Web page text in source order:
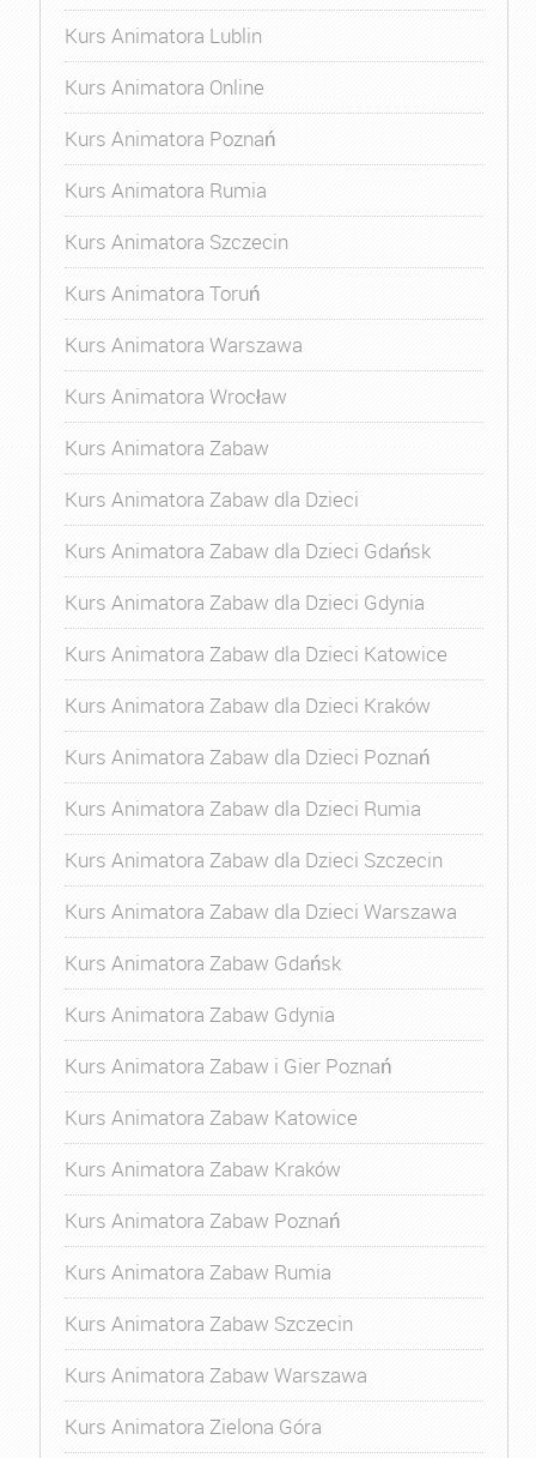
Kurs Animatora Lublin
Kurs Animatora Online
Kurs Animatora Poznań
Kurs Animatora Rumia
Kurs Animatora Szczecin
Kurs Animatora Toruń
Kurs Animatora Warszawa
Kurs Animatora Wrocław
Kurs Animatora Zabaw
Kurs Animatora Zabaw dla Dzieci
Kurs Animatora Zabaw dla Dzieci Gdańsk
Kurs Animatora Zabaw dla Dzieci Gdynia
Kurs Animatora Zabaw dla Dzieci Katowice
Kurs Animatora Zabaw dla Dzieci Kraków
Kurs Animatora Zabaw dla Dzieci Poznań
Kurs Animatora Zabaw dla Dzieci Rumia
Kurs Animatora Zabaw dla Dzieci Szczecin
Kurs Animatora Zabaw dla Dzieci Warszawa
Kurs Animatora Zabaw Gdańsk
Kurs Animatora Zabaw Gdynia
Kurs Animatora Zabaw i Gier Poznań
Kurs Animatora Zabaw Katowice
Kurs Animatora Zabaw Kraków
Kurs Animatora Zabaw Poznań
Kurs Animatora Zabaw Rumia
Kurs Animatora Zabaw Szczecin
Kurs Animatora Zabaw Warszawa
Kurs Animatora Zielona Góra